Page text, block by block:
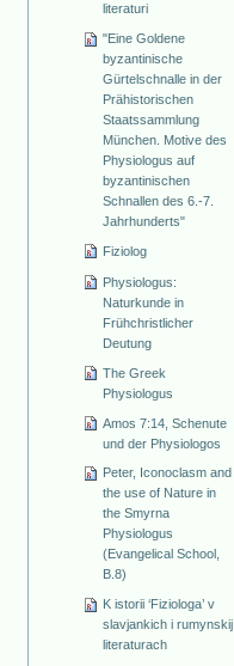
literaturi
"Eine Goldene
byzantinische
Gürtelschnalle in der
Prähistorischen
Staatssammlung
München. Motive des
Physiologus auf
byzantinischen
Schnallen des 6.-7.
Jahrhunderts"
Fiziolog
Physiologus:
Naturkunde in
Frühchristlicher
Deutung
The Greek
Physiologus
Amos 7:14, Schenute
und der Physiologos
Peter, Iconoclasm and
the use of Nature in
the Smyrna
Physiologus
(Evangelical School,
B.8)
K istorii ‘Fiziologa’ v
slavjankich i rumynskij
literaturach